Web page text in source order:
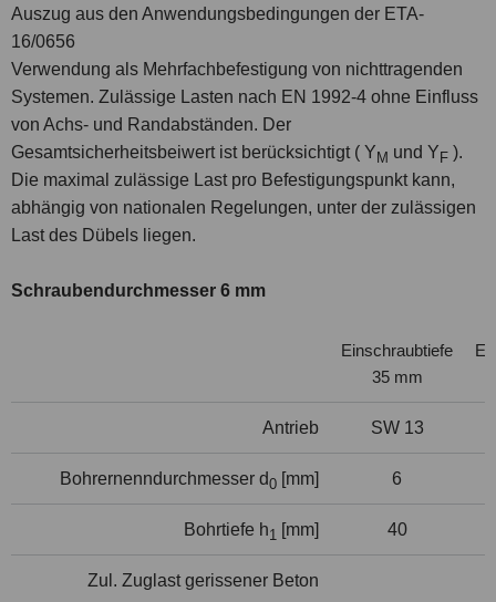
Auszug aus den Anwendungsbedingungen der ETA-
16/0656
Verwendung als Mehrfachbefestigung von nichttragenden
Systemen. Zulässige Lasten nach EN 1992-4 ohne Einfluss
von Achs- und Randabständen. Der
Gesamtsicherheitsbeiwert ist berücksichtigt ( Y M und Y F ).
Die maximal zulässige Last pro Befestigungspunkt kann,
abhängig von nationalen Regelungen, unter der zulässigen
Last des Dübels liegen.
Schraubendurchmesser 6 mm
Einschraubtiefe
35 mm
Antrieb SW 13
Bohrernenndurchmesser d0 [mm] 6
Bohrtiefe h1 [mm] 40
Zul. Zuglast gerissener Beton